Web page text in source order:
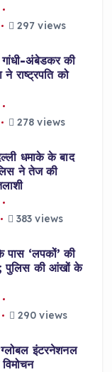
297 views
अंबेडकर की
ने राष्ट्रपति को
278 views
धमाके के बाद
ने तेज की
383 views
‘लपकों’ की
पुलिस की आंखों के
290 views
इंटरनेशनल